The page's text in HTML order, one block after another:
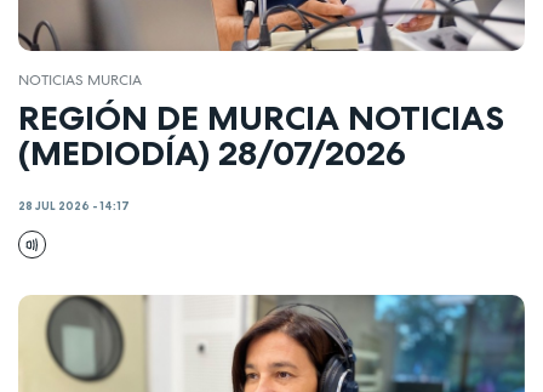
NOTICIAS MURCIA
REGIÓN DE MURCIA NOTICIAS
(MEDIODÍA) 28/07/2026
28 JUL 2026 - 14:17